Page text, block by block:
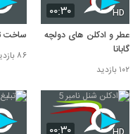
۰۰:۳۰ HD
عطر و ادکلن های دولچه
گابانا
۱۰۲ بازدید
ساخت
۸۶ بازدید